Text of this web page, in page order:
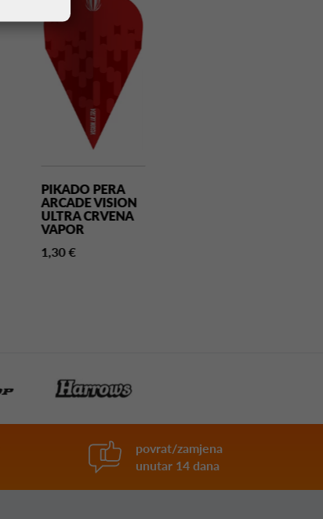
PIKADO PERA
ARCADE VISION
ULTRA CRVENA
VAPOR
1,30 €
povrat/zamjena
unutar 14 dana